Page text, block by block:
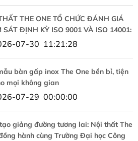
THE ONE TỔ CHỨC ĐÁNH GIÁ
SÁT ĐỊNH KỲ ISO 9001 VÀ ISO 14001:
ĐỊNH CAM KẾT CHẤT LƯỢNG VÀ
07-30 11:21:28
bàn gấp inox The One bền bỉ, tiện
mọi không gian
07-29 00:00:00
giảng đường tương lai: Nội thất The
hành cùng Trường Đại học Công